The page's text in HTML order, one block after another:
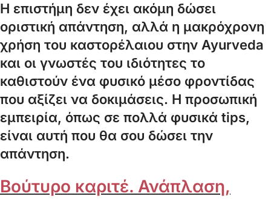
Η επιστήμη δεν έχει ακόμη δώσει
οριστική απάντηση, αλλά η μακρόχρονη
χρήση του καστορέλαιου στην Ayurveda
και οι γνωστές του ιδιότητες το
καθιστούν ένα φυσικό μέσο φροντίδας
που αξίζει να δοκιμάσεις. Η προσωπική
εμπειρία, όπως σε πολλά φυσικά tips,
είναι αυτή που θα σου δώσει την
απάντηση.
Βούτυρο καριτέ. Ανάπλαση,